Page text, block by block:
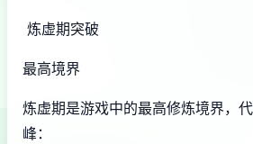
炼虚期突破
最高境界
炼虚期是游戏中的最高修炼境界，
峰：